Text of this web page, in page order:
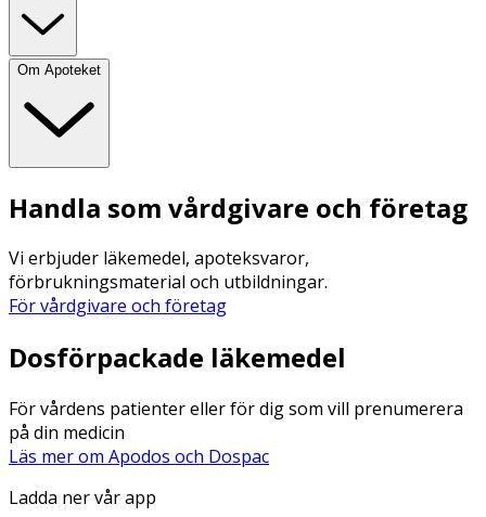
Om Apoteket
Handla som vårdgivare och företag
Vi erbjuder läkemedel, apoteksvaror,
förbrukningsmaterial och utbildningar.
För vårdgivare och företag
Dosförpackade läkemedel
För vårdens patienter eller för dig som vill prenumerera
på din medicin
Läs mer om Apodos och Dospac
Ladda ner vår app